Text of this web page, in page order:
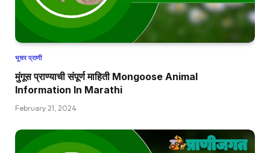
भूचर प्राणी
मुंगूस प्राण्याची संपूर्ण माहिती Mongoose Animal
Information In Marathi
February 21, 2024